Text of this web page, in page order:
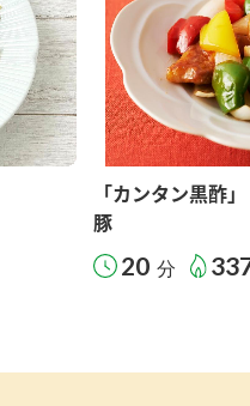
「カンタン黒酢
豚
20 分